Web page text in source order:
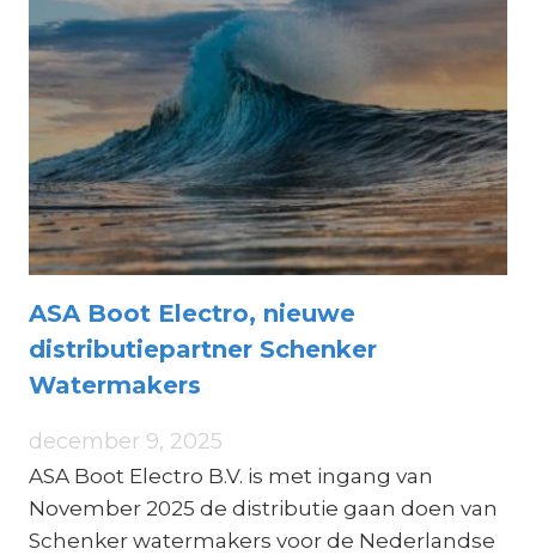
ASA Boot Electro, nieuwe
distributiepartner Schenker
Watermakers
december 9, 2025
ASA Boot Electro B.V. is met ingang van
November 2025 de distributie gaan doen van
Schenker watermakers voor de Nederlandse